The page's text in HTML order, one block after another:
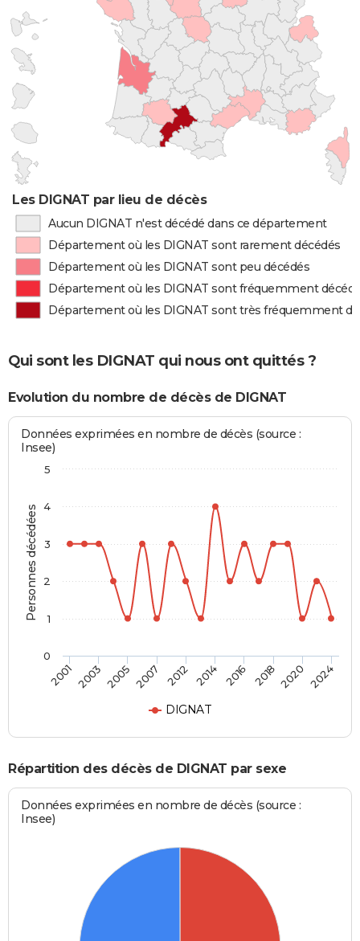
Les DIGNAT par lieu de décès
Aucun DIGNAT n'est décédé dans ce département
Département où les DIGNAT sont rarement décédés
Département où les DIGNAT sont peu décédés
Département où les DIGNAT sont fréquemment
Département où les DIGNAT sont très fréquemment
Qui sont les DIGNAT qui nous ont quittés ?
Evolution du nombre de décès de DIGNAT
Personnes décédées
Données exprimées en nombre de décès (source :
Insee)
DIGNAT
2001 2003 2005 2007 2012 2014 2016 2018 2020 2024
0
1
2
3
4
5
Répartition des décès de DIGNAT par sexe
Données exprimées en nombre de décès (source :
Insee)